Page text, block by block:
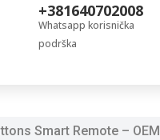
+381640702008
Whatsapp korisnička
podrška
Smart Remote – OEM